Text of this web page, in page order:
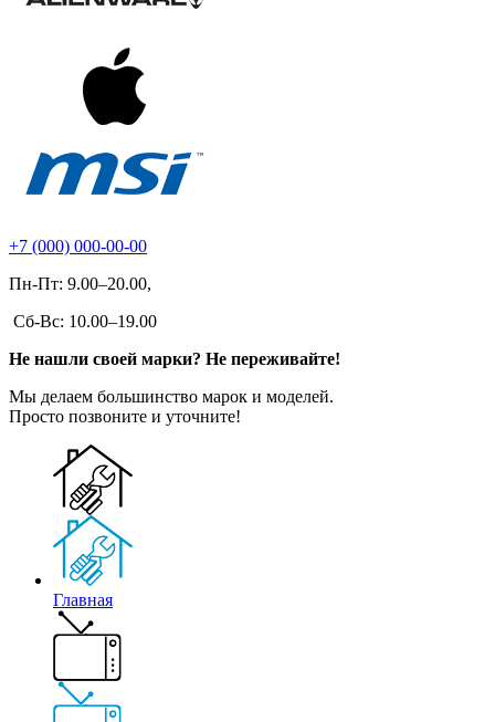
+7 (000) 000-00-00
Пн-Пт: 9.00–20.00,
Сб-Вс: 10.00–19.00
Не нашли своей марки? Не переживайте!
Мы делаем большинство марок и моделей.
Просто позвоните и уточните!
Главная